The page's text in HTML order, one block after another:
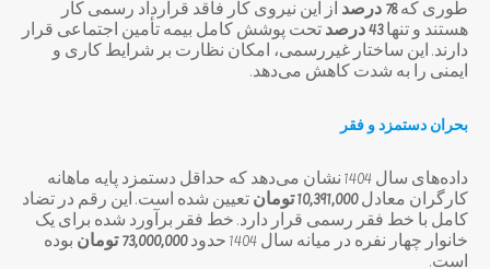
طوری که78 درصد از این نیروی کار فاقد قرارداد رسمی کار
هستند و تنها43درصد تحت پوشش کامل بیمه تأمین اجتماعی قرار
دارند. این ساختار غیررسمی، امکان نظارت بر شرایط کاری و
ایمنی را به شدت کاهش می‌دهد.
بحران دستمزد و فقر
داده‌های سال 1404 نشان می‌دهد که حداقل دستمزد پایه ماهانه
کارگران معادل10,391,000تومان تعیین شده است. این رقم در تضاد
کامل با خط فقر رسمی قرار دارد. خط فقر برآورد شده برای یک
خانوار چهار نفره در میانه سال 1404 حدود
73,000,000 تومان بوده
است.